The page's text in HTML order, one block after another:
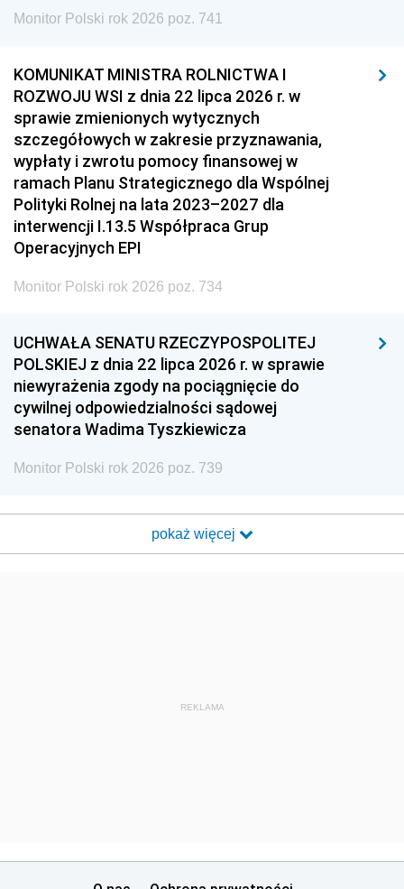
Monitor Polski rok 2026 poz. 741
KOMUNIKAT MINISTRA ROLNICTWA I
ROZWOJU WSI z dnia 22 lipca 2026 r. w
sprawie zmienionych wytycznych
szczegółowych w zakresie przyznawania,
wypłaty i zwrotu pomocy finansowej w
ramach Planu Strategicznego dla Wspólnej
Polityki Rolnej na lata 2023–2027 dla
interwencji I.13.5 Współpraca Grup
Operacyjnych EPI
Monitor Polski rok 2026 poz. 734
UCHWAŁA SENATU RZECZYPOSPOLITEJ
POLSKIEJ z dnia 22 lipca 2026 r. w sprawie
niewyrażenia zgody na pociągnięcie do
cywilnej odpowiedzialności sądowej
senatora Wadima Tyszkiewicza
Monitor Polski rok 2026 poz. 739
pokaż więcej
REKLAMA